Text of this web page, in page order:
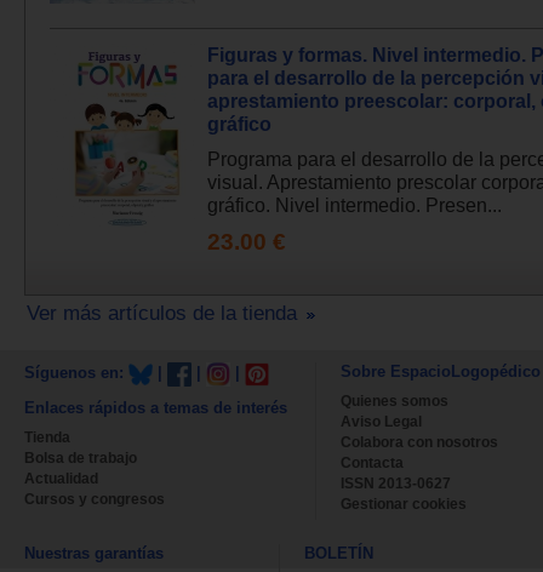
Figuras y formas. Nivel intermedio.
para el desarrollo de la percepción
aprestamiento preescolar: corporal,
gráfico
Programa para el desarrollo de la
visual. Aprestamiento prescolar
gráfico. Nivel intermedio. Presen...
23.00 €
Ver más artículos de la tienda
Síguenos en:
Enlaces rápidos a temas de interés
Tienda
Bolsa de trabajo
Actualidad
Cursos y congresos
Sobre EspacioLogopédico
Quienes somos
Aviso Legal
Colabora con nosotros
Contacta
ISSN 2013-0627
Gestionar cookies
Nuestras garantías BOLETÍN